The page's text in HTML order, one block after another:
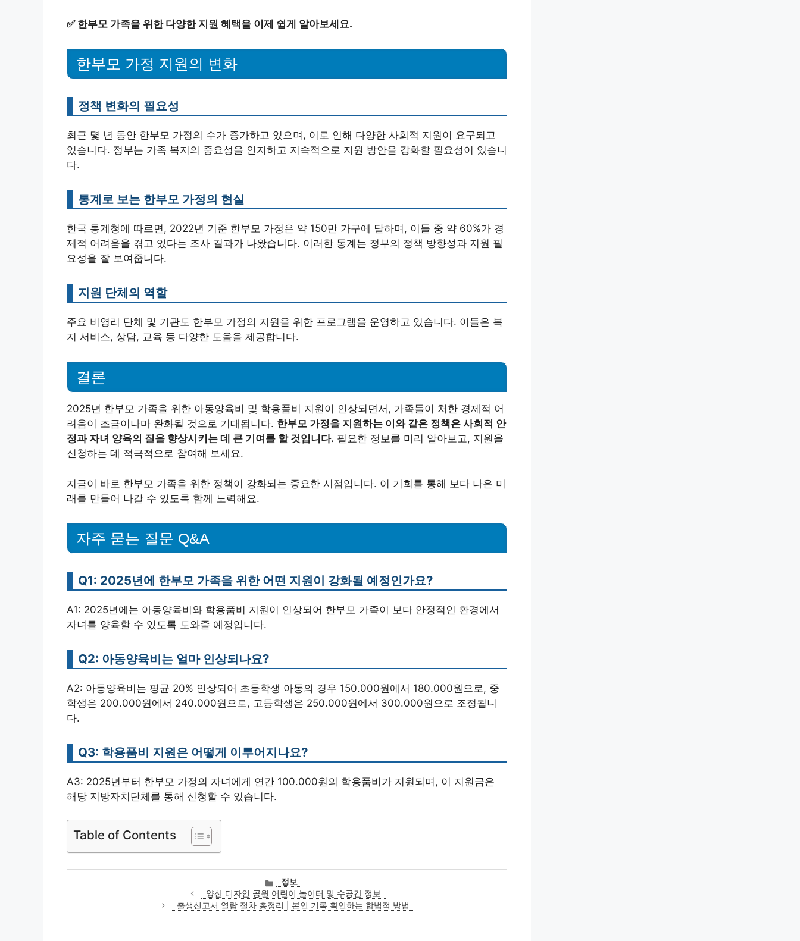
✅ 한부모 가족을 위한 다양한 지원 혜택을 이제 쉽게 알아보세요.
한부모 가정 지원의 변화
정책 변화의 필요성
최근 몇 년 동안 한부모 가정의 수가 증가하고 있으며, 이로 인해 다양한 사회적 지원이 요구되고
있습니다. 정부는 가족 복지의 중요성을 인지하고 지속적으로 지원 방안을 강화할 필요성이 있습니
다.
통계로 보는 한부모 가정의 현실
한국 통계청에 따르면, 2022년 기준 한부모 가정은 약 150만 가구에 달하며, 이들 중 약 60%가 경
제적 어려움을 겪고 있다는 조사 결과가 나왔습니다. 이러한 통계는 정부의 정책 방향성과 지원 필
요성을 잘 보여줍니다.
지원 단체의 역할
주요 비영리 단체 및 기관도 한부모 가정의 지원을 위한 프로그램을 운영하고 있습니다. 이들은 복
지 서비스, 상담, 교육 등 다양한 도움을 제공합니다.
결론
2025년 한부모 가족을 위한 아동양육비 및 학용품비 지원이 인상되면서, 가족들이 처한 경제적 어
려움이 조금이나마 완화될 것으로 기대됩니다. 한부모 가정을 지원하는 이와 같은 정책은 사회적 안
정과 자녀 양육의 질을 향상시키는 데 큰 기여를 할 것입니다. 필요한 정보를 미리 알아보고, 지원을
신청하는 데 적극적으로 참여해 보세요.
지금이 바로 한부모 가족을 위한 정책이 강화되는 중요한 시점입니다. 이 기회를 통해 보다 나은 미
래를 만들어 나갈 수 있도록 함께 노력해요.
자주 묻는 질문 Q&A
Q1: 2025년에 한부모 가족을 위한 어떤 지원이 강화될 예정인가요?
A1: 2025년에는 아동양육비와 학용품비 지원이 인상되어 한부모 가족이 보다 안정적인 환경에서
자녀를 양육할 수 있도록 도와줄 예정입니다.
Q2: 아동양육비는 얼마 인상되나요?
A2: 아동양육비는 평균 20% 인상되어 초등학생 아동의 경우 150.000원에서 180.000원으로, 중
학생은 200.000원에서 240.000원으로, 고등학생은 250.000원에서 300.000원으로 조정됩니
다.
Q3: 학용품비 지원은 어떻게 이루어지나요?
A3: 2025년부터 한부모 가정의 자녀에게 연간 100.000원의 학용품비가 지원되며, 이 지원금은
해당 지방자치단체를 통해 신청할 수 있습니다.
Table of Contents
카
테
고
정보
양산 디자인 공원 어린이 놀이터 및 수공간 정보
출생신고서 열람 절차 총정리 | 본인 기록 확인하는 합법적 방법